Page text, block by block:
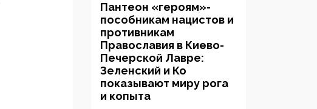
Пантеон «героям»-
пособникам нацистов и
противникам
Православия в Киево-
Печерской Лавре:
Зеленский и Ко
показывают миру рога
и копыта